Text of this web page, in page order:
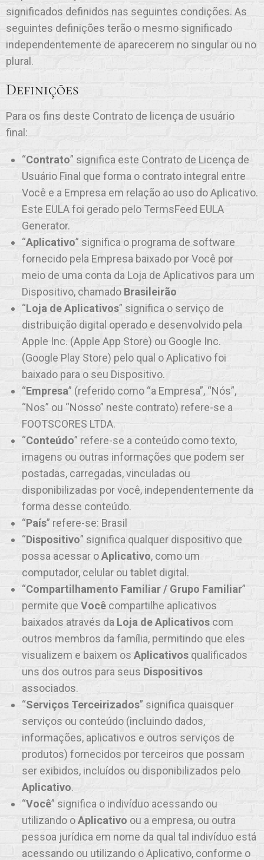
significados definidos nas seguintes condições. As
seguintes definições terão o mesmo significado
independentemente de aparecerem no singular ou no
plural.
Definições
Para os fins deste Contrato de licença de usuário
final:
“Contrato” significa este Contrato de Licença de
Usuário Final que forma o contrato integral entre
Você e a Empresa em relação ao uso do Aplicativo.
Este EULA foi gerado pelo TermsFeed EULA
Generator.
“Aplicativo” significa o programa de software
fornecido pela Empresa baixado por Você por
meio de uma conta da Loja de Aplicativos para um
Dispositivo, chamado Brasileirão
“Loja de Aplicativos” significa o serviço de
distribuição digital operado e desenvolvido pela
Apple Inc. (Apple App Store) ou Google Inc.
(Google Play Store) pelo qual o Aplicativo foi
baixado para o seu Dispositivo.
“Empresa” (referido como “a Empresa”, “Nós”,
“Nos” ou “Nosso” neste contrato) refere-se a
FOOTSCORES LTDA.
“Conteúdo” refere-se a conteúdo como texto,
imagens ou outras informações que podem ser
postadas, carregadas, vinculadas ou
disponibilizadas por você, independentemente da
forma desse conteúdo.
“País” refere-se: Brasil
“Dispositivo” significa qualquer dispositivo que
possa acessar oAplicativo, como um
computador, celular ou tablet digital.
“Compartilhamento Familiar / Grupo Familiar”
permite que Você compartilhe aplicativos
baixados através da Loja de Aplicativos com
outros membros da família, permitindo que eles
visualizem e baixem os Aplicativos qualificados
uns dos outros para seus Dispositivos
associados.
“Serviços Terceirizados” significa quaisquer
serviços ou conteúdo (incluindo dados,
informações, aplicativos e outros serviços de
produtos) fornecidos por terceiros que possam
ser exibidos, incluídos ou disponibilizados pelo
Aplicativo.
“Você” significa o indivíduo acessando ou
utilizando oAplicativo ou a empresa, ou outra
pessoa jurídica em nome da qual tal indivíduo está
acessando ou utilizando o Aplicativo, conforme o